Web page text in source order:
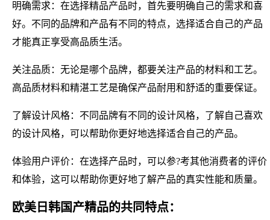
明确需求：在选择精品产品时，首先要明确自己的需求和喜
好。不同的品牌和产品有不同的特点，选择适合自己的产品
才能真正享受高品质生活。
关注品质：无论是哪个品牌，都要关注产品的材料和工艺。
高品质材料和精湛工艺是确保产品耐用和舒适的重要保证。
了解设计风格：不同品牌有不同的设计风格，了解自己喜欢
的设计风格，可以帮助你更好地选择适合自己的产品。
体验用户评价：在选择产品时，可以参?考其他消费者的评价
和体验，这可以帮助你更好地了解产品的真实性能和质量。
欧美日韩国产精品的共同特点：